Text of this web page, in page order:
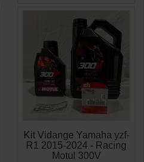
Kit Vidange Yamaha yzf-
R1 2015-2024 - Racing
Motul 300V
APERÇU
RAPIDE